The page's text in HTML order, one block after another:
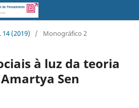
14 (2019) / Monográfico 2
à luz da teoria
Sen